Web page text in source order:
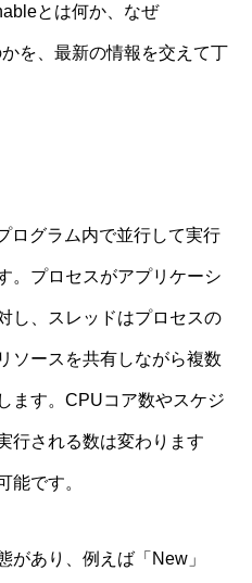
とは何か、なぜ
を、最新の情報を交えて丁
ログラム内で並行して実行
。プロセスがアプリケーシ
し、スレッドはプロセスの
ソースを共有しながら複数
ます。CPUコア数やスケジ
行される数は変わります
能です。
があり、例えば「New」